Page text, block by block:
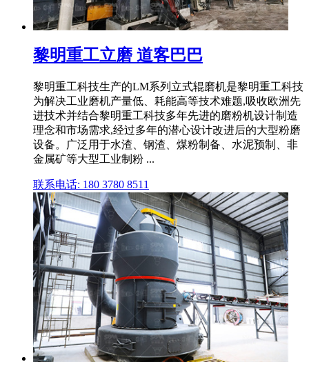
黎明重工立磨 道客巴巴
黎明重工科技生产的LM系列立式辊磨机是黎明重工科技
为解决工业磨机产量低、耗能高等技术难题,吸收欧洲先
进技术并结合黎明重工科技多年先进的磨粉机设计制造
理念和市场需求,经过多年的潜心设计改进后的大型粉磨
设备。广泛用于水渣、钢渣、煤粉制备、水泥预制、非
金属矿等大型工业制粉 ...
联系电话: 180 3780 8511